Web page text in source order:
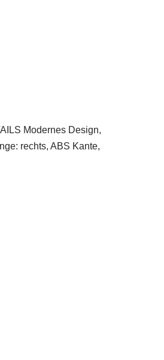
Modernes Design,
rechts, ABS Kante,